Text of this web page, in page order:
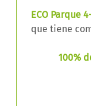
ECO Parque
que tiene
100%